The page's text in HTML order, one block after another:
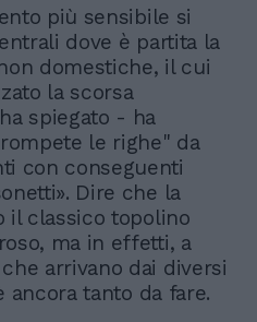
più sensibile si
dove è partita la
domestiche, il cui
la scorsa
spiegato - ha
le righe" da
con conseguenti
Dire che la
il classico topolino
ma in effetti, a
arrivano dai diversi
tanto da fare.